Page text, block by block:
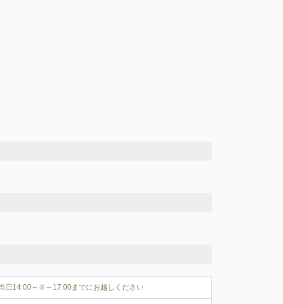
日14:00～※～17:00までにお越しください